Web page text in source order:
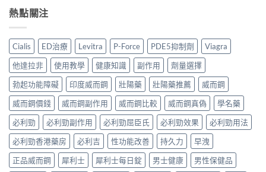
正
貨
買
指
南〉
中
與
藥
購
買
比
較〉
中
2026
果、
價
錢、
副
作
用
全
面
較
與
香
港
Cenforce-
與
Kamagra
Oral
Jelly
全
面
比
較〉
香
港
裡
買？
犀
利
士
學
名
藥
買
渠
道、
價
熱點關注
Cialis ED治療 Levitra P-Force PDE5抑制劑
Viagra
他達拉非
使用教學 健康知識 副作用
劑量選擇
勃起功能障礙
印度威而鋼 壯陽藥 壯陽藥推薦
威而鋼
威而鋼價錢
威而鋼副作用 威而鋼比較 威而鋼真偽
學名藥
必利勁
必利勁副作用 必利勁屈臣氏 必利勁效果
必利勁用法
必利勁香港藥房
必利吉 性功能改善 持久力
早洩
正品威而鋼
犀利士 犀利士每日錠 男士健康
男性保健品